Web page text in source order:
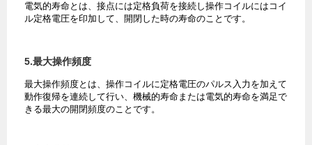
電気的寿命とは、接点には定格負荷を接続し操作コイルにはコイ
ル定格電圧を印加して、開閉した時の寿命のことです。
5.最大操作頻度
最大操作頻度とは、操作コイルに定格電圧のパルス入力を加えて
動作復帰を連続して行い、機械的寿命または電気的寿命を満足で
きる最大の開閉頻度のことです。